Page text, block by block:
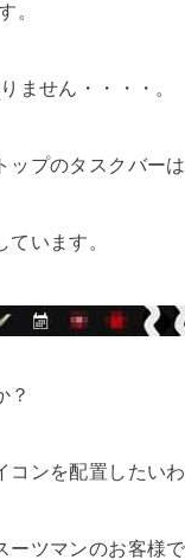
。
ません・・・・。
プのタスクバー
います。
？
ンを配置したいわ
ツマンのお客様で